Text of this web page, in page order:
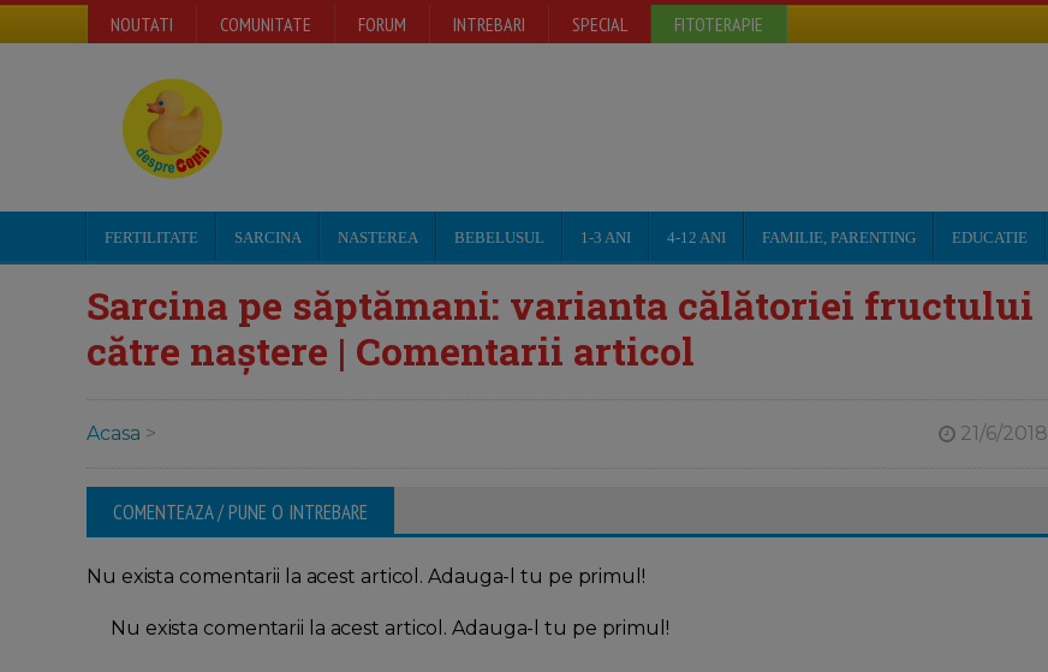
NOUTATI COMUNITATE FORUM INTREBARI SPECIAL FITOTERAPIE
FERTILITATE SARCINA NASTEREA BEBELUSUL 1-3 ANI 4-12 ANI FAMILIE, PARENTING EDUCATIE
Sarcina pe săptămani: varianta călătoriei fructului
către naștere | Comentarii articol
Acasa > 21/6/2018
COMENTEAZA / PUNE O INTREBARE
Nu exista comentarii la acest articol. Adauga-l tu pe primul!
Nu exista comentarii la acest articol. Adauga-l tu pe primul!